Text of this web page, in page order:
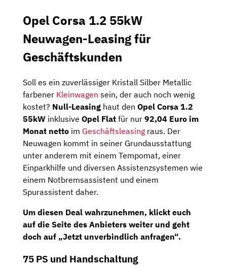
Opel Corsa 1.2 55kW
Neuwagen-Leasing für
Geschäftskunden
Soll es ein zuverlässiger Kristall Silber Metallic
farbener Kleinwagen sein, der auch noch wenig
kostet? Null-Leasing haut den Opel Corsa 1.2
55kW inklusive Opel Flat für nur 92,04 Euro im
Monat netto im Geschäftsleasing raus. Der
Neuwagen kommt in seiner Grundausstattung
unter anderem mit einem Tempomat, einer
Einparkhilfe und diversen Assistenzsystemen wie
einem Notbremsassistent und einem
Spurassistent daher.
Um diesen Deal wahrzunehmen, klickt euch
auf die Seite des Anbieters weiter und geht
doch auf „Jetzt unverbindlich anfragen“.
75 PS und Handschaltung